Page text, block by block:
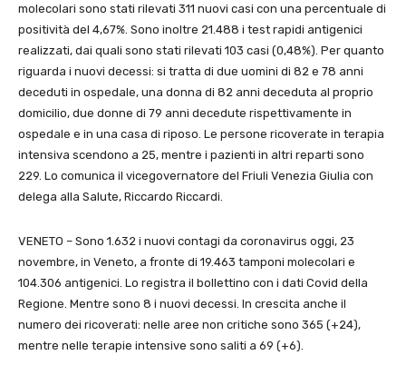
molecolari sono stati rilevati 311 nuovi casi con una percentuale di
positività del 4,67%. Sono inoltre 21.488 i test rapidi antigenici
realizzati, dai quali sono stati rilevati 103 casi (0,48%). Per quanto
riguarda i nuovi decessi: si tratta di due uomini di 82 e 78 anni
deceduti in ospedale, una donna di 82 anni deceduta al proprio
domicilio, due donne di 79 anni decedute rispettivamente in
ospedale e in una casa di riposo. Le persone ricoverate in terapia
intensiva scendono a 25, mentre i pazienti in altri reparti sono
229. Lo comunica il vicegovernatore del Friuli Venezia Giulia con
delega alla Salute, Riccardo Riccardi.
VENETO – Sono 1.632 i nuovi contagi da coronavirus oggi, 23
novembre, in Veneto, a fronte di 19.463 tamponi molecolari e
104.306 antigenici. Lo registra il bollettino con i dati Covid della
Regione. Mentre sono 8 i nuovi decessi. In crescita anche il
numero dei ricoverati: nelle aree non critiche sono 365 (+24),
mentre nelle terapie intensive sono saliti a 69 (+6).